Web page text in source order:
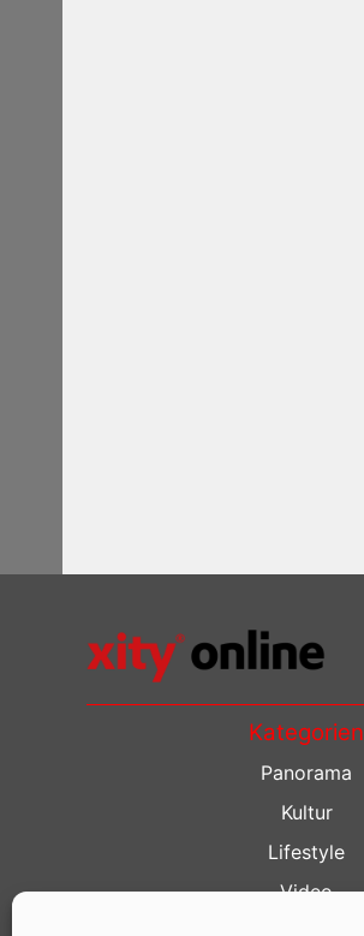
Kategorien
Panorama
Kultur
Lifestyle
Video